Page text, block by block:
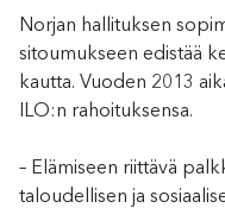
Norjan hallituksen
sitoumukseen edistää
kautta. Vuoden 2013
ILO:n rahoituksensa.
– Elämiseen riittävä
taloudellisen ja